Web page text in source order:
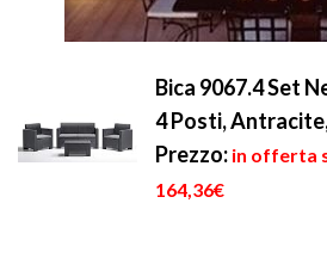
Bica 9067.4 Set
4 Posti,
Prezzo: in offerta
164,36€